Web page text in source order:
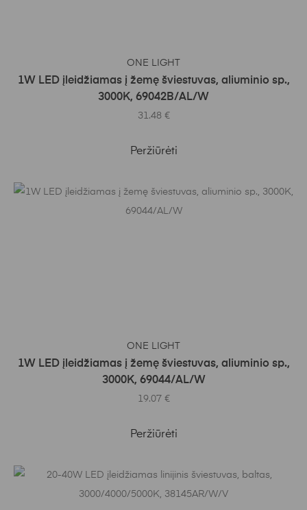
ONE LIGHT
1W LED įleidžiamas į žemę šviestuvas, aliuminio sp.,
3000K, 69042B/AL/W
31.48 €
Peržiūrėti
ONE LIGHT
1W LED įleidžiamas į žemę šviestuvas, aliuminio sp.,
3000K, 69044/AL/W
19.07 €
Peržiūrėti